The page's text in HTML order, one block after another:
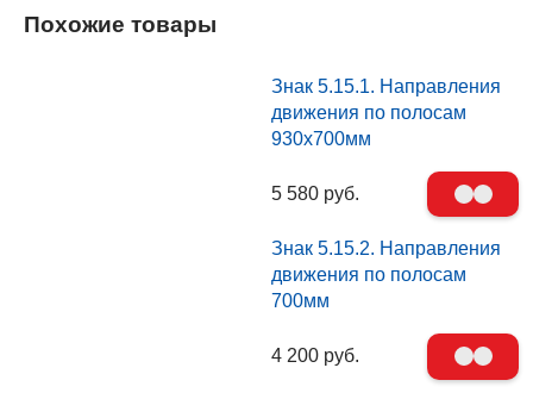
Похожие товары
Знак 5.15.1. Направления
движения по полосам
930х700мм
5 580 руб.
Знак 5.15.2. Направления
движения по полосам
700мм
4 200 руб.